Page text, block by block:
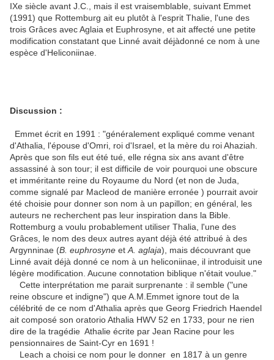
IXe siècle avant J.C., mais il est vraisemblable, suivant Emmet
(1991) que Rottemburg ait eu plutôt à l'esprit Thalie, l'une des
trois Grâces avec Aglaia et Euphrosyne, et ait affecté une petite
modification constatant que Linné avait déjàdonné ce nom à une
espèce d'Heliconiinae.
Discussion :
Emmet écrit en 1991 : "généralement expliqué comme venant
d'Athalia, l'épouse d'Omri, roi d'Israel, et la mère du roi Ahaziah.
Après que son fils eut été tué, elle régna six ans avant d'être
assassiné à son tour; il est difficile de voir pourquoi une obscure
et imméritante reine du Royaume du Nord (et non de Juda,
comme signalé par Macleod de manière erronée ) pourrait avoir
été choisie pour donner son nom à un papillon; en général, les
auteurs ne recherchent pas leur inspiration dans la Bible.
Rottemburg a voulu probablement utiliser Thalia, l'une des
Grâces, le nom des deux autres ayant déjà été attribué à des
Argynninae (B. euphrosyne et A. aglaja), mais découvrant que
Linné avait déjà donné ce nom à un heliconiinae, il introduisit une
légère modification. Aucune connotation biblique n'était voulue."
Cette interprétation me parait surprenante : il semble ("une
reine obscure et indigne") que A.M.Emmet ignore tout de la
célébrité de ce nom d'Athalia après que Georg Friedrich Haendel
ait composé son oratorio Athalia HWV 52 en 1733, pour ne rien
dire de la tragédie Athalie écrite par Jean Racine pour les
pensionnaires de Saint-Cyr en 1691 !
Leach a choisi ce nom pour le donner en 1817 à un genre